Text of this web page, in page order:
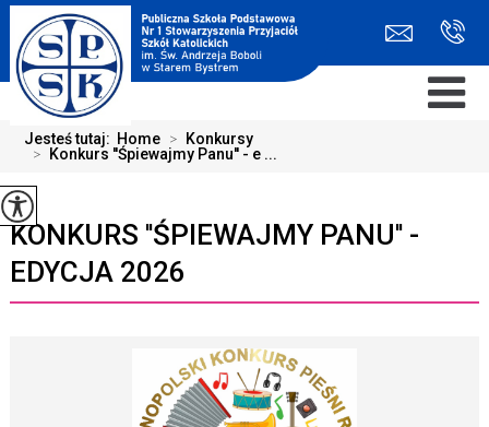
Jesteś tutaj: Home >
Konkursy
>
Konkurs ''Śpiewajmy Panu'' - e ...
KONKURS ''ŚPIEWAJMY PANU'' -
EDYCJA 2026